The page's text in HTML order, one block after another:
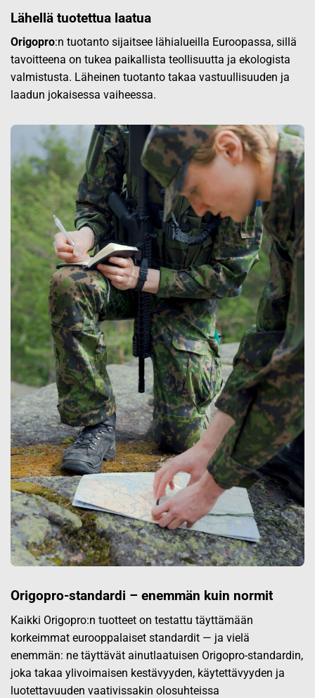
Lähellä tuotettua laatua
Origopro:n tuotanto sijaitsee lähialueilla Euroopassa, sillä
tavoitteena on tukea paikallista teollisuutta ja ekologista
valmistusta. Läheinen tuotanto takaa vastuullisuuden ja
laadun jokaisessa vaiheessa.
Origopro-standardi – enemmän kuin normit
Kaikki Origopro:n tuotteet on testattu täyttämään
korkeimmat eurooppalaiset standardit — ja vielä
enemmän: ne täyttävät ainutlaatuisen Origopro-standardin,
joka takaa ylivoimaisen kestävyyden, käytettävyyden ja
luotettavuuden vaativissakin olosuhteissa